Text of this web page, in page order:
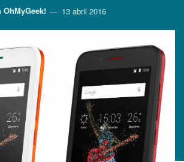
OhMyGeek! 13 abril 2016